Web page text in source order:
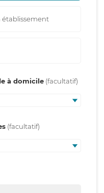
établissement
à domicile